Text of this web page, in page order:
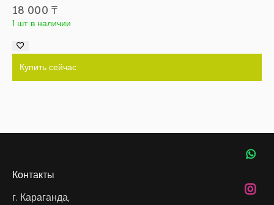
18 000 ₸
1 шт в наличии
Купить сейчас
Контакты
г. Караганда,